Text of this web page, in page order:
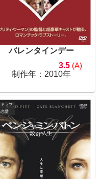
バレンタインデー
3.5 (A)
制作年：2010年
ドラマ
恋愛